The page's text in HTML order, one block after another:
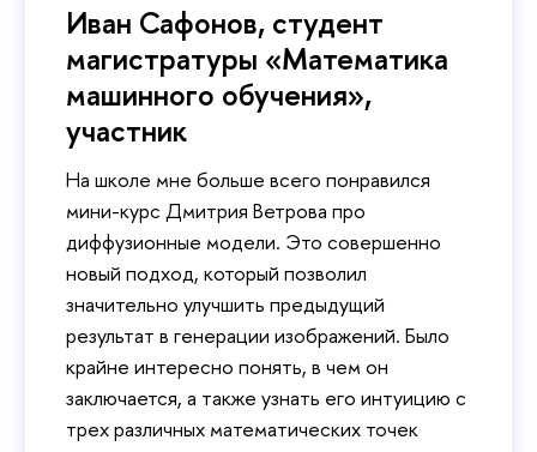
Иван Сафонов, студент
магистратуры «Математика
машинного обучения»,
участник
На школе мне больше всего понравился
мини-курс Дмитрия Ветрова про
диффузионные модели. Это совершенно
новый подход, который позволил
значительно улучшить предыдущий
результат в генерации изображений. Было
крайне интересно понять, в чем он
заключается, а также узнать его интуицию с
трех различных математических точек